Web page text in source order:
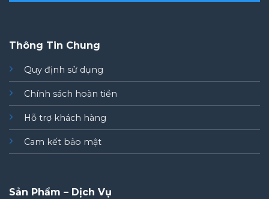
Thông Tin Chung
Quy định sử dụng
Chính sách hoàn tiền
Hỗ trợ khách hàng
Cam kết bảo mật
Sản Phẩm – Dịch Vụ